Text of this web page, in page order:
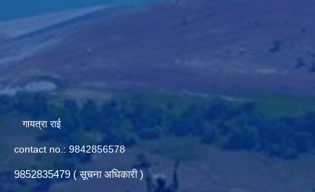
गायत्रा राई
contact no.: 9842856578
9852835479 ( सूचना अधिकारी )